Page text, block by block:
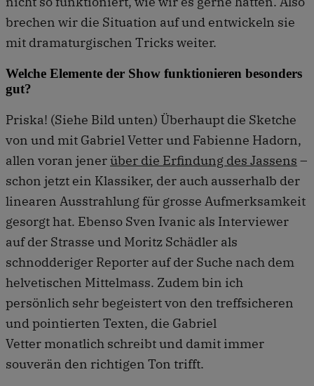
brechen wir die Situation auf und entwickeln sie
mit dramaturgischen Tricks weiter.
Welche Elemente der Show funktionieren besonders
gut?
Priska! (Siehe Bild unten) Überhaupt die Sketche
von und mit Gabriel Vetter und Fabienne Hadorn,
allen voran jenerüber die Erfindung des Jassens –
schon jetzt ein Klassiker, der auch ausserhalb der
linearen Ausstrahlung für grosse Aufmerksamkeit
gesorgt hat. Ebenso Sven Ivanic als Interviewer
auf der Strasse und Moritz Schädler als
schnodderiger Reporter auf der Suche nach dem
helvetischen Mittelmass. Zudem bin ich
persönlich sehr begeistert von den treffsicheren
und pointierten Texten, die Gabriel
Vetter monatlich schreibt und damit immer
souverän den richtigen Ton trifft.